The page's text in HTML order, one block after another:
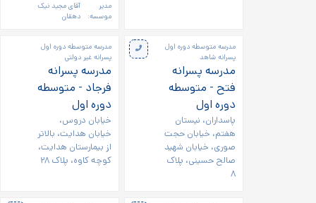
مدیر
موسسه:
آقای مجید نیک
دهقان
مدرسه متوسطه دوره اول
پسرانه شاهد
مدرسه پسرانه
فتح - متوسطه
دوره اول
پاسداران، نیستان
هفتم، خیابان حجت
صوری، خیابان شهید
صالح حسینی، پلاک
۸
مدرسه متوسطه دوره اول
پسرانه غیر دولتی
مدرسه پسرانه
فرجاد - متوسطه
دوره اول
خیابان دروس،
خیابان هدایت، بالاتر
از بیمارستان هدایت،
کوچه کاوه، پلاک ۲۸